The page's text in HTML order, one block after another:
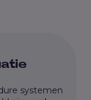
systemen